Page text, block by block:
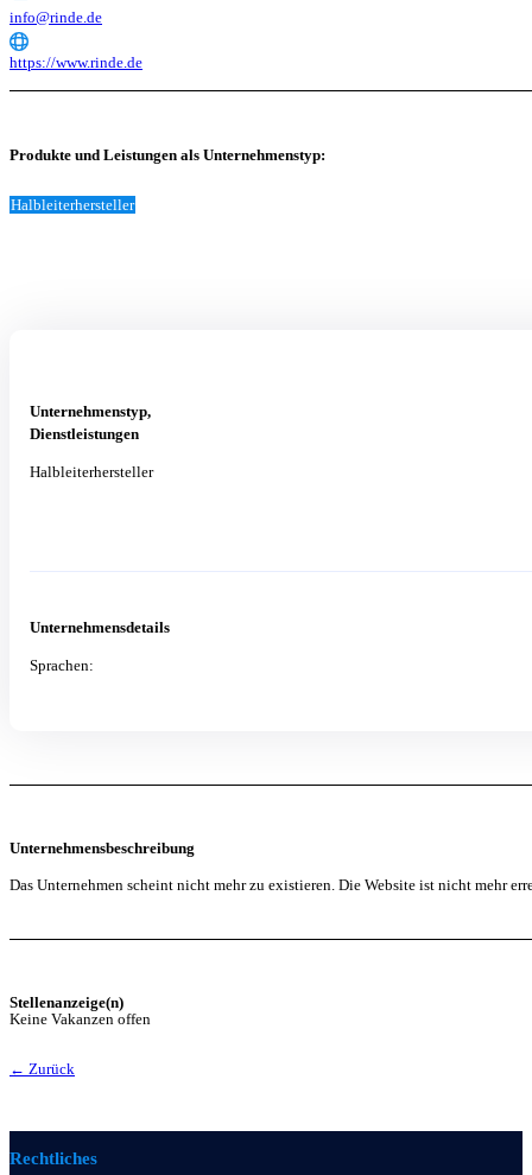
info@rinde.de
https://www.rinde.de
Produkte und Leistungen als Unternehmenstyp:
Halbleiterhersteller
Unternehmenstyp,
Dienstleistungen
Halbleiterhersteller
Unternehmensdetails
Sprachen:
Unternehmensbeschreibung
Das Unternehmen scheint nicht mehr zu existieren. Die Website ist nicht mehr
Stellenanzeige(n)
Keine Vakanzen offen
← Zurück
Rechtliches